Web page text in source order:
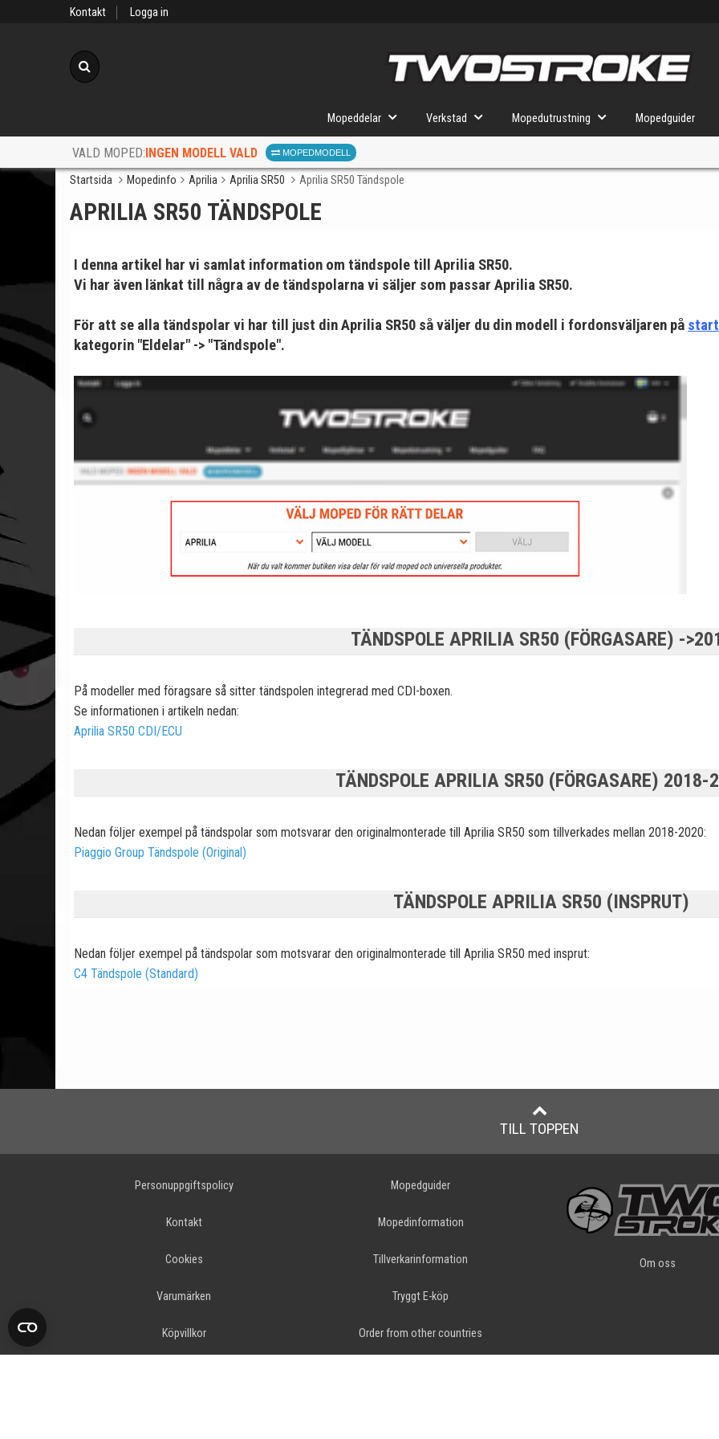
Kontakt Logga in
Mopeddelar Verkstad Mopedutrustning Mopedguider
VALD MOPED:INGEN MODELL VALD MOPEDMODELL
Startsida Mopedinfo Aprilia Aprilia SR50 Aprilia SR50 Tändspole
APRILIA SR50 TÄNDSPOLE
I denna artikel har vi samlat information om tändspole till
Aprilia SR50.
Vi har även länkat till några av de tändspolarna vi säljer som passar Aprilia SR50.
För att se alla tändspolar vi har till just din Aprilia SR50 så väljer du din modell i fordonsväljaren på
kategorin "Eldelar" -> "Tändspole".
TÄNDSPOLE APRILIA SR50 (FÖRGASARE) -
På modeller med föragsare så sitter tändspolen integrerad med CDI-boxen.
Se informationen i artikeln nedan:
Aprilia SR50 CDI/ECU
TÄNDSPOLE APRILIA SR50 (FÖRGASARE) 2018-
Nedan följer exempel på tändspolar som motsvarar den originalmonterade till Aprilia SR50 som tillverkades mellan 2018-2020:
Piaggio Group Tändspole (Original)
TÄNDSPOLE APRILIA SR50 (INSPRUT)
Nedan följer exempel på tändspolar som motsvarar den originalmonterade till Aprilia SR50 med insprut:
C4 Tändspole (Standard)
TILL TOPPEN
Personuppgiftspolicy
Kontakt
Cookies
Varumärken
Köpvillkor
Mopedguider
Mopedinformation
Tillverkarinformation
Tryggt E-köp
Order from other countries
Om oss